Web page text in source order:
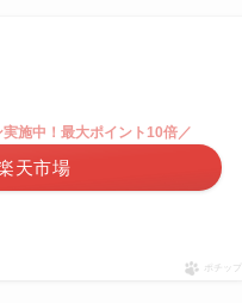
施中！最大ポイント10倍／
天市場
ポチップ